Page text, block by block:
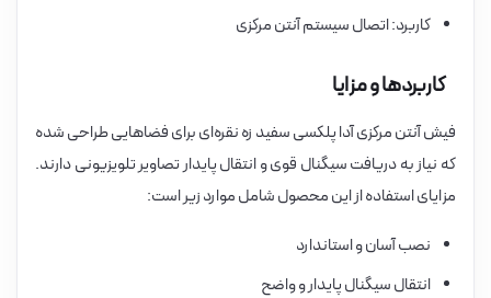
کاربرد: اتصال سیستم آنتن مرکزی
کاربردها و مزایا
فیش آنتن مرکزی آدا پلکسی سفید زه نقره‌ای برای فضاهایی طراحی شده
که نیاز به دریافت سیگنال قوی و انتقال پایدار تصاویر تلویزیونی دارند.
مزایای استفاده از این محصول شامل موارد زیر است:
نصب آسان و استاندارد
انتقال سیگنال پایدار و واضح